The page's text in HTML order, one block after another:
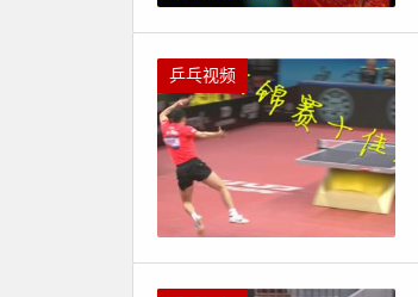
乒乓视频